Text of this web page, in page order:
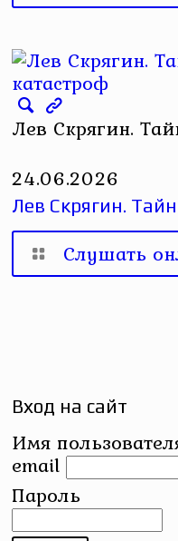
Лев Скрягин.
24.06.2026
Лев Скрягин.
Слушать
Вход на сайт
Имя
email
Пароль